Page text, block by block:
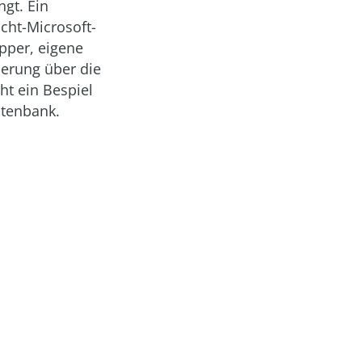
Ein
Microsoft-
eigene
über die
ein Bespiel